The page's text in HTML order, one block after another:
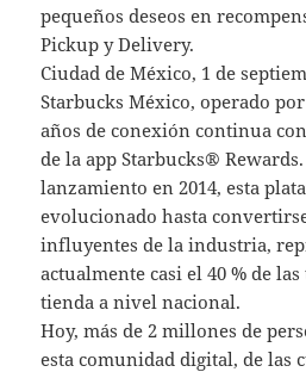
pequeños deseos en
Pickup y Delivery.
Ciudad de México, 1 de
Starbucks México, operado
años de conexión continua
de la app Starbucks® Rewards.
lanzamiento en 2014, esta
evolucionado hasta
influyentes de la industria,
actualmente casi el 40 % de
tienda a nivel nacional.
Hoy, más de 2 millones de
esta comunidad digital, de las